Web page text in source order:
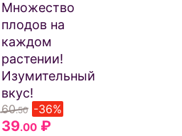
Множество
плодов на
каждом
растении!
Изумительный
вкус!
60.50 -36%
39.00₽